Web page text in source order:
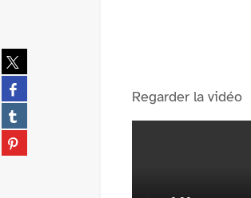
Partager
sur
twitter
(Nouvelle
fenêtre)
Partager
sur
facebook
(Nouvelle
fenêtre)
Partager
sur
tumblr
Partager
sur
Regarder la vidéo